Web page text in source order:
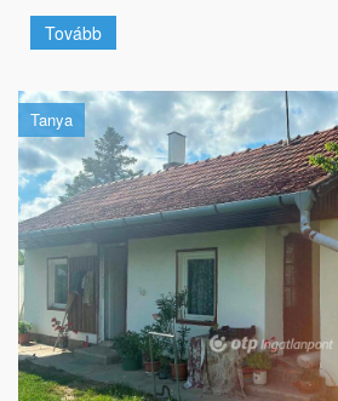
Tovább
Tanya